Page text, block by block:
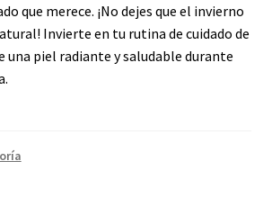
que merece. ¡No dejes que el invierno
Invierte en tu rutina de cuidado de
una piel radiante y saludable durante